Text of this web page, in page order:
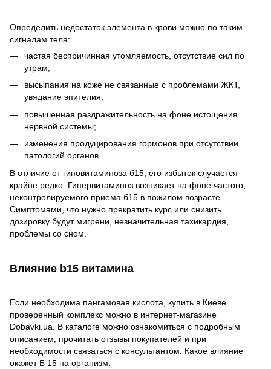
Определить недостаток элемента в крови можно по таким
сигналам тела:
частая беспричинная утомляемость, отсутствие сил по
утрам;
высыпания на коже не связанные с проблемами ЖКТ,
увядание эпителия;
повышенная раздражительность на фоне истощения
нервной системы;
изменения продуцирования гормонов при отсутствии
патологий органов.
В отличие от гиповитаминоза б15, его избыток случается
крайне редко. Гипервитаминоз возникает на фоне частого,
неконтролируемого приема б15 в пожилом возрасте.
Симптомами, что нужно прекратить курс или снизить
дозировку будут мигрени, незначительная тахикардия,
проблемы со сном.
Влияние b15 витамина
Если необходима пангамовая кислота, купить в Киеве
проверенный комплекс можно в интернет-магазине
Dobavki.ua. В каталоге можно ознакомиться с подробным
описанием, прочитать отзывы покупателей и при
необходимости связаться с консультантом. Какое влияние
окажет Б 15 на организм: